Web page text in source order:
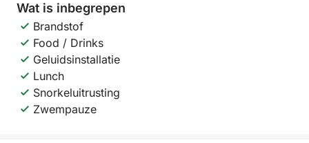
Wat is inbegrepen
Brandstof
Food / Drinks
Geluidsinstallatie
Lunch
Snorkeluitrusting
Zwempauze